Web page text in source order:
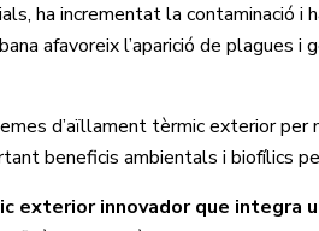
ha incrementat la contaminació
afavoreix l’aparició de plagues i
d’aïllament tèrmic exterior per
beneficis ambientals i biofílics
exterior innovador que integra